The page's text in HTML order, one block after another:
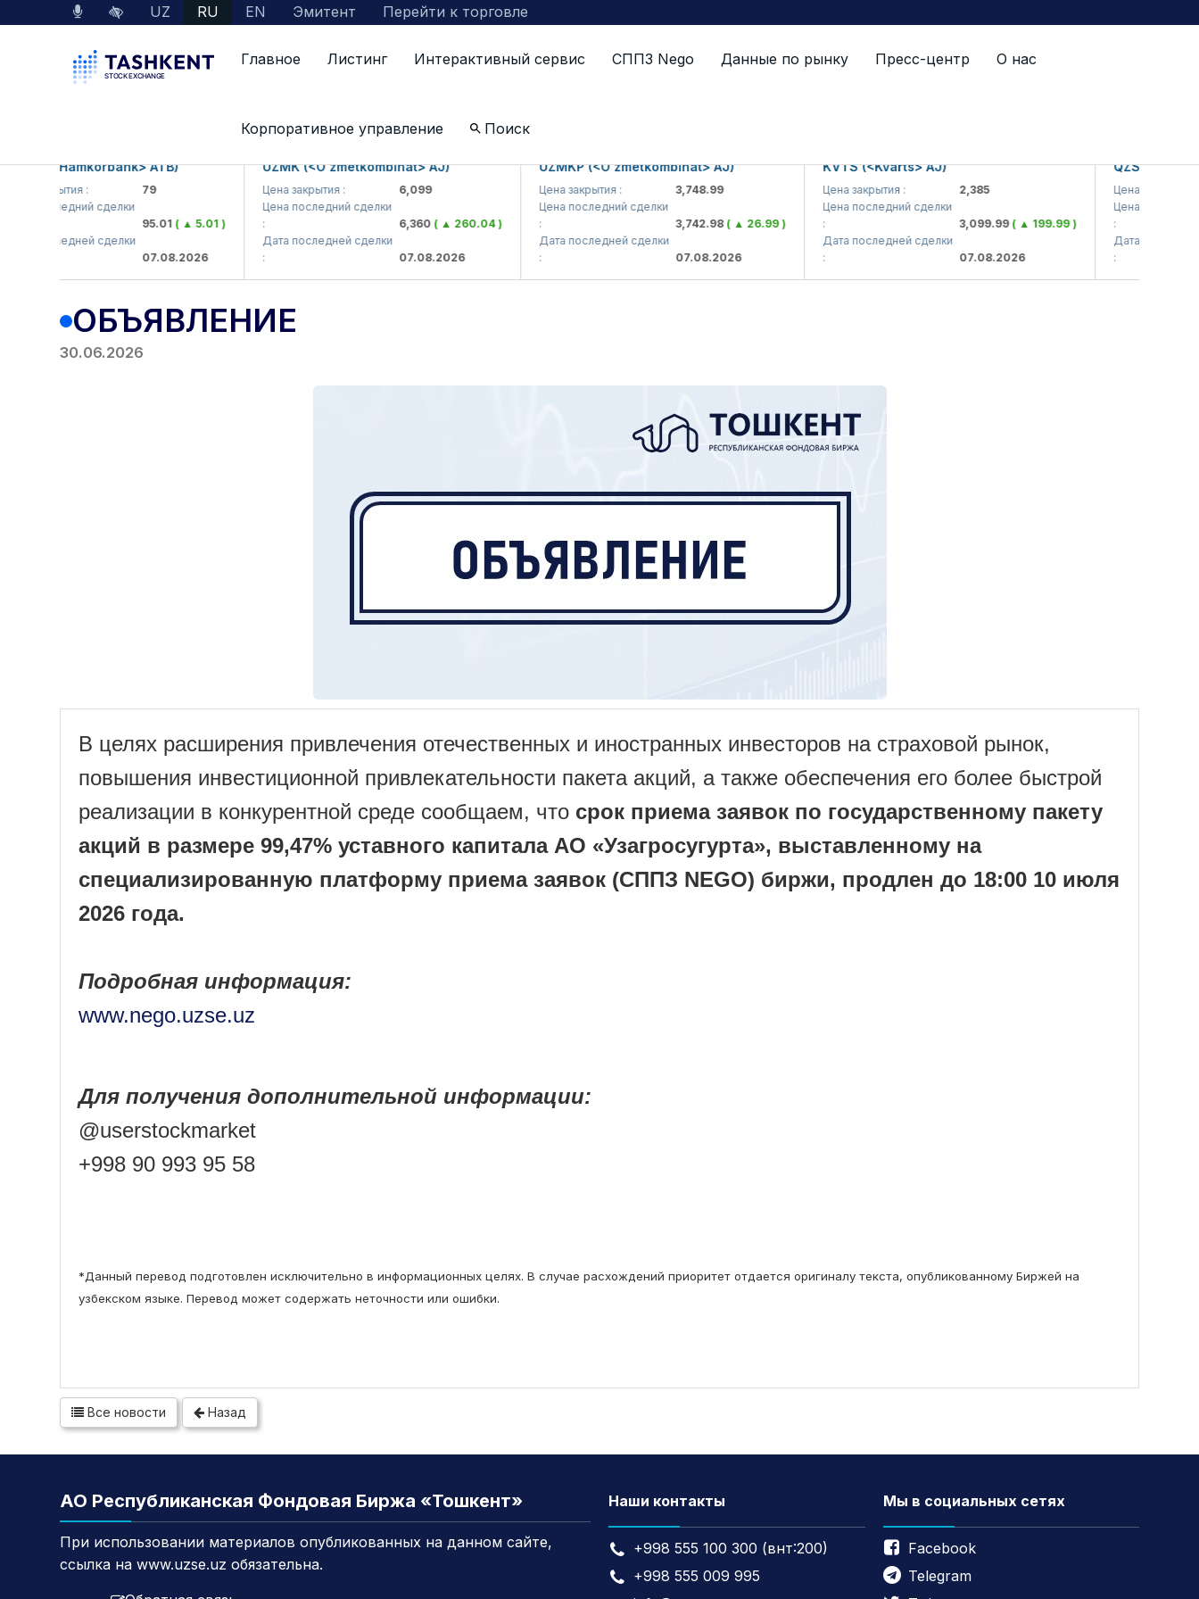
UZ RU EN Эмитент Перейти к торговле
Главное Листинг Интерактивный сервис СППЗ Nego Данные по рынку Пресс-центр О нас
Корпоративное управление Поиск
Объявления ОБЪЯВЛЕНИЕ
(<Hamkorbank> ATB)
закрытия :
последний сделки
95.01( ▲ 5.01 )
последней сделки
07.08.2026
UZMK (<O'zmetkombinat> AJ)
Цена закрытия :
6,099
Цена последний сделки
6,360( ▲ 260.04 )
Дата последней сделки
07.08.2026
UZMKP (<O'zmetkombinat> AJ)
Цена закрытия :
3,748.99
Цена последний сделки
3,742.98( ▲ 26.99 )
Дата последней сделки
07.08.2026
KVTS (<Kvarts> AJ)
Цена закрытия :
2,385
Цена последний сделки
3,099.99( ▲ 199.99 )
Дата последней сделки
07.08.2026
QZSM
Цена закрытия :
Цена последний
Дата последней
ОБЪЯВЛЕНИЕ
30.06.2026
В целях расширения привлечения отечественных и иностранных инвесторов на страховой рынок,
повышения инвестиционной привлекательности пакета акций, а также обеспечения его более быстрой
реализации в конкурентной среде сообщаем, что срок приема заявок по государственному пакету
акций в размере 99,47% уставного капитала АО «Узагросугурта», выставленному на
специализированную платформу приема заявок (СППЗ NEGO) биржи, продлен до 18:00 10 июля
2026 года.
Подробная информация:
www.nego.uzse.uz
Для получения дополнительной информации:
@userstockmarket
+998 90 993 95 58
*Данный перевод подготовлен исключительно в информационных целях. В случае расхождений приоритет отдается оригиналу текста, опубликованному Биржей на
узбекском языке. Перевод может содержать неточности или ошибки.
Все новости Назад
АО Республиканская Фондовая Биржа «Тошкент»
При использовании материалов опубликованных на данном сайте,
ссылка на www.uzse.uz обязательна.
Наши контакты
+998 555 100 300 (внт:200)
+998 555 009 995
Мы в социальных сетях
Facebook
Telegram